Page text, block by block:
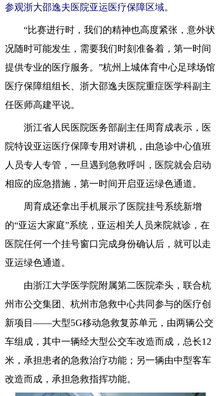
参观浙大邵逸夫医院亚运医疗保障区域。
“比赛进行时，我们的精神也高度紧张，意外状
况随时可能发生，需要我们时刻准备着，第一时间
提供专业的医疗服务。”杭州上城体育中心足球场馆
医疗保障组组长、浙大邵逸夫医院重症医学科副主
任医师高建平说。
浙江省人民医院医务部副主任周育成表示，医
院特设亚运医疗保障专用对讲机，由急诊中心值班
人员专人专管，一旦遇到急救呼叫，医院就会启动
相应的应急措施，第一时间开启亚运绿色通道。
周育成还拿出手机展示了医院挂号系统新增
的“亚运大家庭”系统，亚运相关人员来院就诊，在
医院任何一个挂号窗口完成身份确认后，就可以走
亚运绿色通道。
由浙江大学医学院附属第二医院牵头，联合杭
州市公交集团、杭州市急救中心共同参与的医疗创
新项目——大型5G移动急救复苏单元，由两辆公交
车组成，其中一辆经大型公交车改造而成，总长12
米，承担患者的急救治疗功能；另一辆由中型客车
改造而成，承担急救指挥功能。